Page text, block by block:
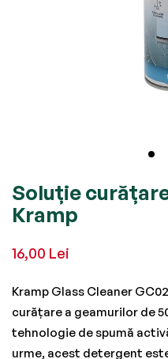
to
the
of
images
gallery
Soluție
Kramp
16,00 Lei
Kramp Glass Cleaner
curățare a geamurilor de
tehnologie de spumă
urme, acest detergent